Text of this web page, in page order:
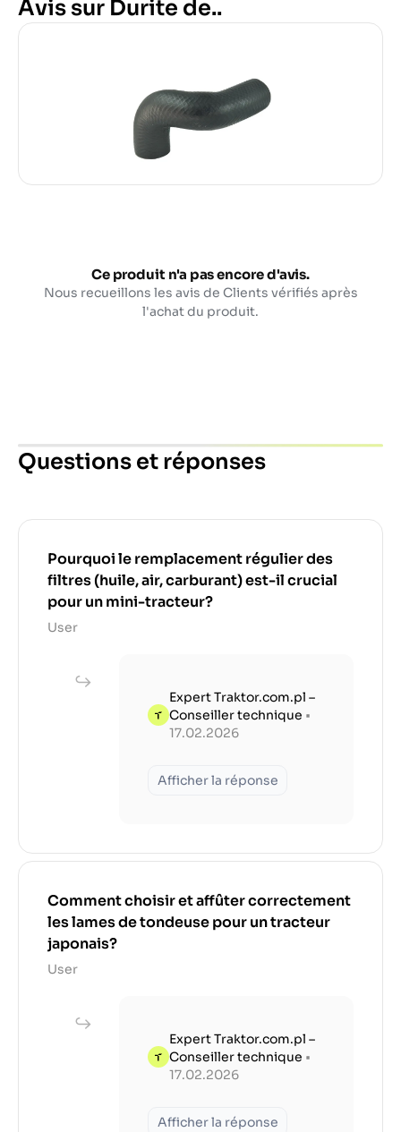
Avis sur Durite de..
Ce produit n'a pas encore d'avis.
Nous recueillons les avis de Clients vérifiés après
l'achat du produit.
Questions et réponses
Pourquoi le remplacement régulier des
filtres (huile, air, carburant) est-il crucial
pour un mini-tracteur?
User
Expert Traktor.com.pl –
Conseiller technique •
17.02.2026
Afficher la réponse
Comment choisir et affûter correctement
les lames de tondeuse pour un tracteur
japonais?
User
Expert Traktor.com.pl –
Conseiller technique •
17.02.2026
Afficher la réponse